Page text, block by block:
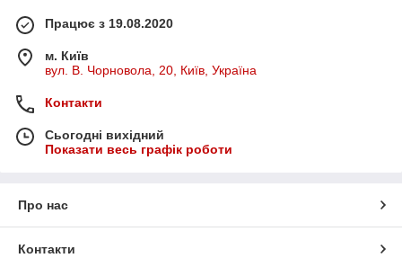
Працює з 19.08.2020
м. Київ
вул. В. Чорновола, 20, Київ, Україна
Контакти
Сьогодні вихідний
Показати весь графік роботи
Про нас
Контакти